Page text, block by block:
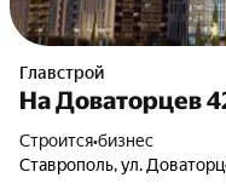
Главстрой
На Доваторцев
Строится•бизнес
Ставрополь, ул.